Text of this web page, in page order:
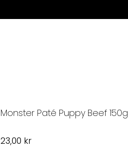
Monster Paté Puppy Beef 150g
23,00 kr